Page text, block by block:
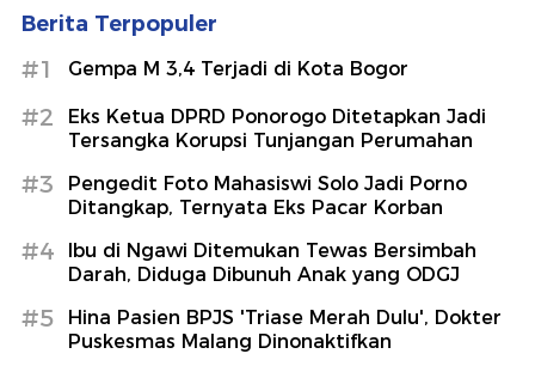
Berita Terpopuler
#1 Gempa M 3,4 Terjadi di Kota Bogor
#2
Eks Ketua DPRD Ponorogo Ditetapkan Jadi
Tersangka Korupsi Tunjangan Perumahan
#3
Pengedit Foto Mahasiswi Solo Jadi Porno
Ditangkap, Ternyata Eks Pacar Korban
#4
Ibu di Ngawi Ditemukan Tewas Bersimbah
Darah, Diduga Dibunuh Anak yang ODGJ
#5
Hina Pasien BPJS 'Triase Merah Dulu', Dokter
Puskesmas Malang Dinonaktifkan